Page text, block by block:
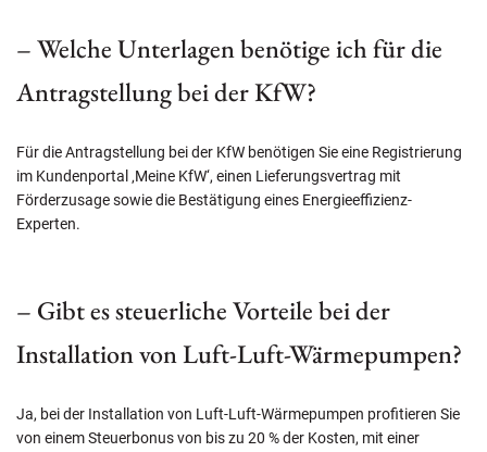
– Welche Unterlagen benötige ich für die
Antragstellung bei der KfW?
Für die Antragstellung bei der KfW benötigen Sie eine Registrierung
im Kundenportal ‚Meine KfW‘, einen Lieferungsvertrag mit
Förderzusage sowie die Bestätigung eines Energieeffizienz-
Experten.
– Gibt es steuerliche Vorteile bei der
Installation von Luft-Luft-Wärmepumpen?
Ja, bei der Installation von Luft-Luft-Wärmepumpen profitieren Sie
von einem Steuerbonus von bis zu 20 % der Kosten, mit einer